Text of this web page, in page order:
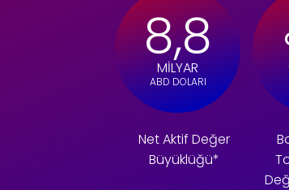
8,8
MİLYAR
ABD DOLARI
Net Aktif Değer
Büyüklüğü*